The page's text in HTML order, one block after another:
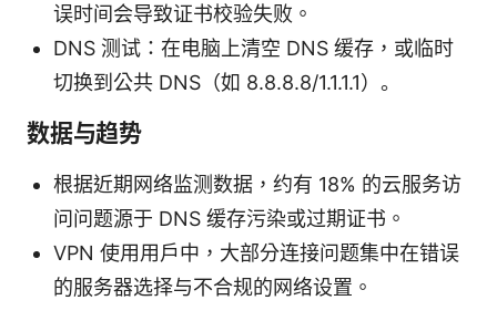
误时间会导致证书校验失败。
DNS 测试：在电脑上清空 DNS 缓存，或临时
切换到公共 DNS（如 8.8.8.8/1.1.1.1）。
数据与趋势
根据近期网络监测数据，约有 18% 的云服务访
问问题源于 DNS 缓存污染或过期证书。
VPN 使用用户中，大部分连接问题集中在错误
的服务器选择与不合规的网络设置。